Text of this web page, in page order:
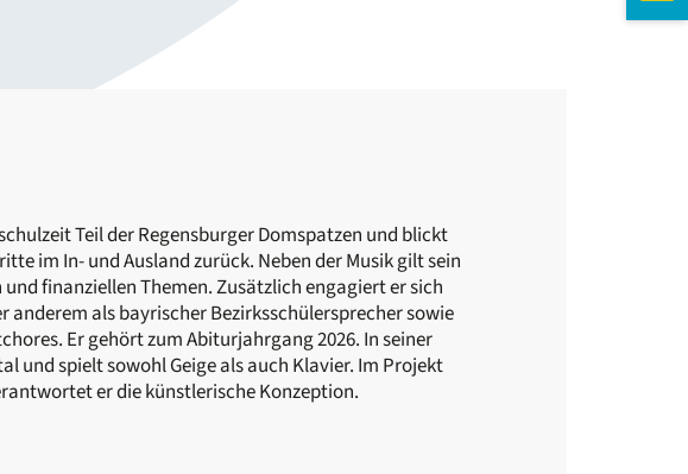
Teil der Regensburger Domspatzen und blickt
im In- und Ausland zurück. Neben der Musik gilt sein
finanziellen Themen. Zusätzlich engagiert er sich
als bayrischer Bezirksschülersprecher sowie
Er gehört zum Abiturjahrgang 2026. In seiner
und spielt sowohl Geige als auch Klavier. Im Projekt
er die künstlerische Konzeption.